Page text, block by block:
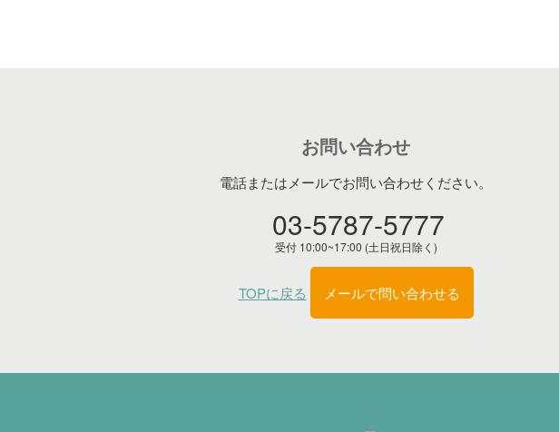
お問い合わせ
電話またはメールでお問い合わせください。
03-5787-5777
受付 10:00~17:00 (土日祝日除く)
TOPに戻る メールで問い合わせる